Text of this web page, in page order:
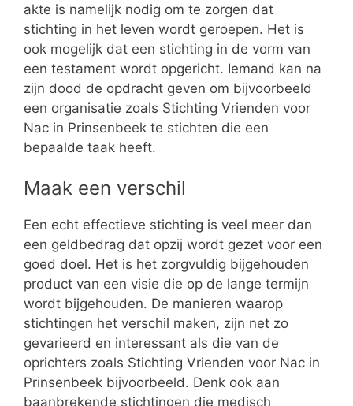
akte is namelijk nodig om te zorgen dat
stichting in het leven wordt geroepen. Het is
ook mogelijk dat een stichting in de vorm van
een testament wordt opgericht. Iemand kan na
zijn dood de opdracht geven om bijvoorbeeld
een organisatie zoals Stichting Vrienden voor
Nac in Prinsenbeek te stichten die een
bepaalde taak heeft.
Maak een verschil
Een echt effectieve stichting is veel meer dan
een geldbedrag dat opzij wordt gezet voor een
goed doel. Het is het zorgvuldig bijgehouden
product van een visie die op de lange termijn
wordt bijgehouden. De manieren waarop
stichtingen het verschil maken, zijn net zo
gevarieerd en interessant als die van de
oprichters zoals Stichting Vrienden voor Nac in
Prinsenbeek bijvoorbeeld. Denk ook aan
baanbrekende stichtingen die medisch